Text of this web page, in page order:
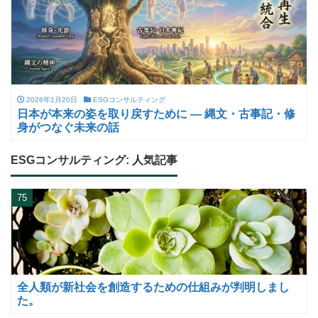
2026年1月20日 ESGコンサルティング
日本が本来の姿を取り戻すために ― 縄文・古事記・修
身がつなぐ未来の話
ESGコンサルティング: 人気記事
全人類が新社会を創造するための仕組みが判明しまし
た。
75